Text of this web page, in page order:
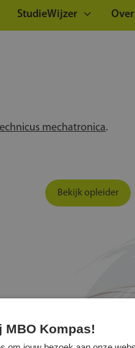
StudieWijzer
mechatronica.
Bekijk opleider
Kompas!